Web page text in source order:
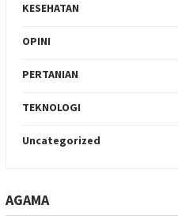
KESEHATAN
OPINI
PERTANIAN
TEKNOLOGI
Uncategorized
Indeks
AGAMA